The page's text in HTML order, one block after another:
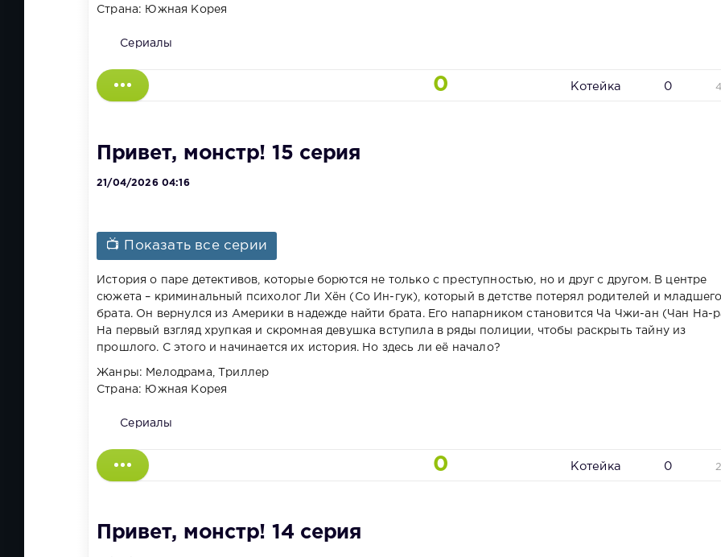
Страна: Южная Корея
Сериалы
0 Котейка 0
Привет, монстр! 15 серия
21/04/2026 04:16
📺 Показать все серии
История о паре детективов, которые борются не только с преступностью, но и друг с другом. В центре
сюжета – криминальный психолог Ли Хён (Со Ин-гук), который в детстве потерял родителей и
брата. Он вернулся из Америки в надежде найти брата. Его напарником становится Ча Чжи-ан (Чан На-
На первый взгляд хрупкая и скромная девушка вступила в ряды полиции, чтобы раскрыть тайну из
прошлого. С этого и начинается их история. Но здесь ли её начало?
Жанры: Мелодрама, Триллер
Страна: Южная Корея
Сериалы
0 Котейка 0
Привет, монстр! 14 серия